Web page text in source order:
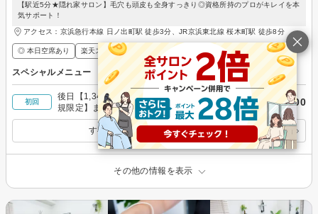
【駅近5分★隠れ家サロン】毛穴も頭皮も全身すっきり◎資格所持のプロがキレイを本
気サポート！
アクセス：京浜急行本線 日ノ出町駅 徒歩3分、JR京浜東北線 桜木町駅 徒歩8分
◎ 本日空席あり 楽天スーパーDEAL ポイントが貯まる・使える メンズ歓迎
スペシャルメニュー
初回
後日【1,345円】相当ポイントバック／【女性・新
規限定】まるごと全身脱毛（VIO＋顔込）
￥14,800
￥14,800
すべてのスペシャルメニューを見る
その他の情報を表示